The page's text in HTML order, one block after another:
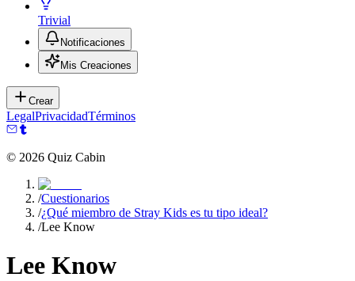
Trivial
Notificaciones
Mis Creaciones
Crear
LegalPrivacidadTérminos
© 2026 Quiz Cabin
/Cuestionarios
/¿Qué miembro de Stray Kids es tu tipo ideal?
/Lee Know
Lee Know